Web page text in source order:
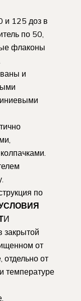
и 125 доз в
по 50,
флаконы
и
по
И
закрытой
от
от
температуре